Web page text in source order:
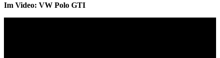
Im Video: VW Polo GTI